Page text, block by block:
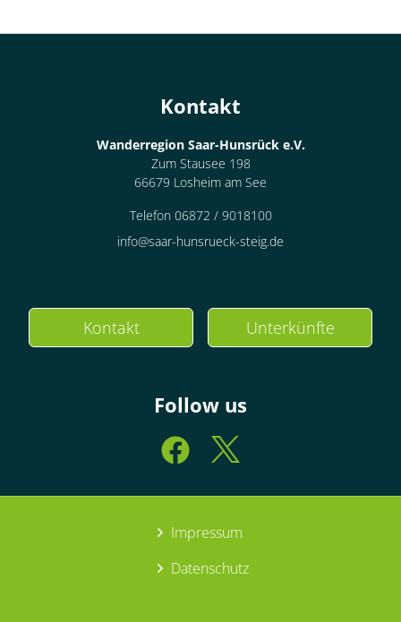
Kontakt
Wanderregion Saar-Hunsrück e.V.
Zum Stausee 198
66679 Losheim am See
Telefon 06872 / 9018100
info@saar-hunsrueck-steig.de
Kontakt Unterkünfte
Follow us
Impressum
Datenschutz